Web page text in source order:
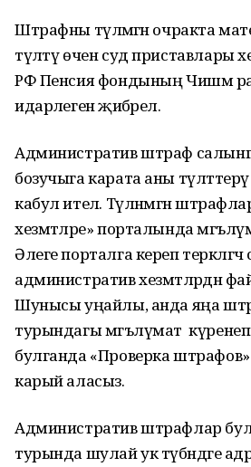
Штрафны түләмәгән очракта
түләтү өчен суд приставлары
РФ Пенсия фондының Чишмә
идарәлегенә җибәрелә.
Административ штраф
бозучыга карата аны
кабул ителә. Түләнмәгән
хезмәтләре» порталында
Әлеге порталга кереп теркәлгәч
административ хезмәтләрдән
Шунысы уңайлы, анда яңа
турындагы мәгълүмат күренеп
булганда «Проверка штрафов»
карый аласыз.
Административ штрафлар
турында шулай ук түбәндәге